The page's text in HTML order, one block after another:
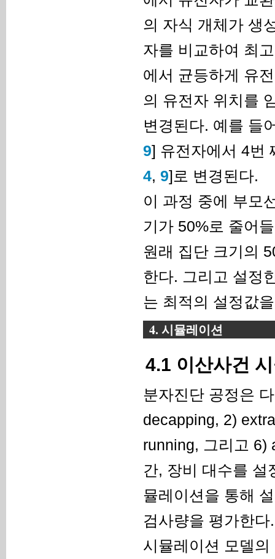
의 자식 개체가 생
자를 비교하여 최
에서 균등하게 유
의 유전자 위치를
변경된다. 예를 들
9] 유전자에서 4번
4, 9]로 변경된다.
이 과정 중에 부모
기가 50%로 줄어
원래 집단 크기의
한다. 그리고 설정
는 최적의 설정값
4. 시뮬레이션
4.1 이산사건
분자진단 공정은
decapping, 2)
running, 그리고 6)
간, 장비 대수를 설
뮬레이션을 통해
검사량을 평가한다.
시뮬레이션 모델